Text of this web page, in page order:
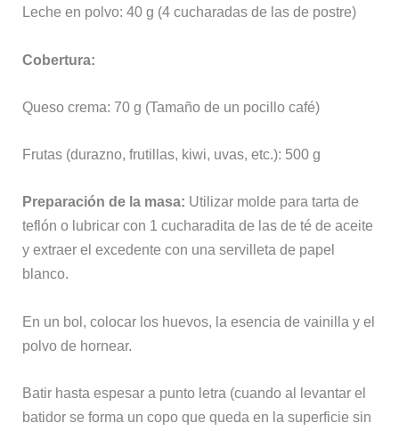
Leche en polvo: 40 g (4 cucharadas de las de postre)
Cobertura:
Queso crema: 70 g (Tamaño de un pocillo café)
Frutas (durazno, frutillas, kiwi, uvas, etc.): 500 g
Preparación de la masa: Utilizar molde para tarta de
teflón o lubricar con 1 cucharadita de las de té de aceite
y extraer el excedente con una servilleta de papel
blanco.
En un bol, colocar los huevos, la esencia de vainilla y el
polvo de hornear.
Batir hasta espesar a punto letra (cuando al levantar el
batidor se forma un copo que queda en la superficie sin